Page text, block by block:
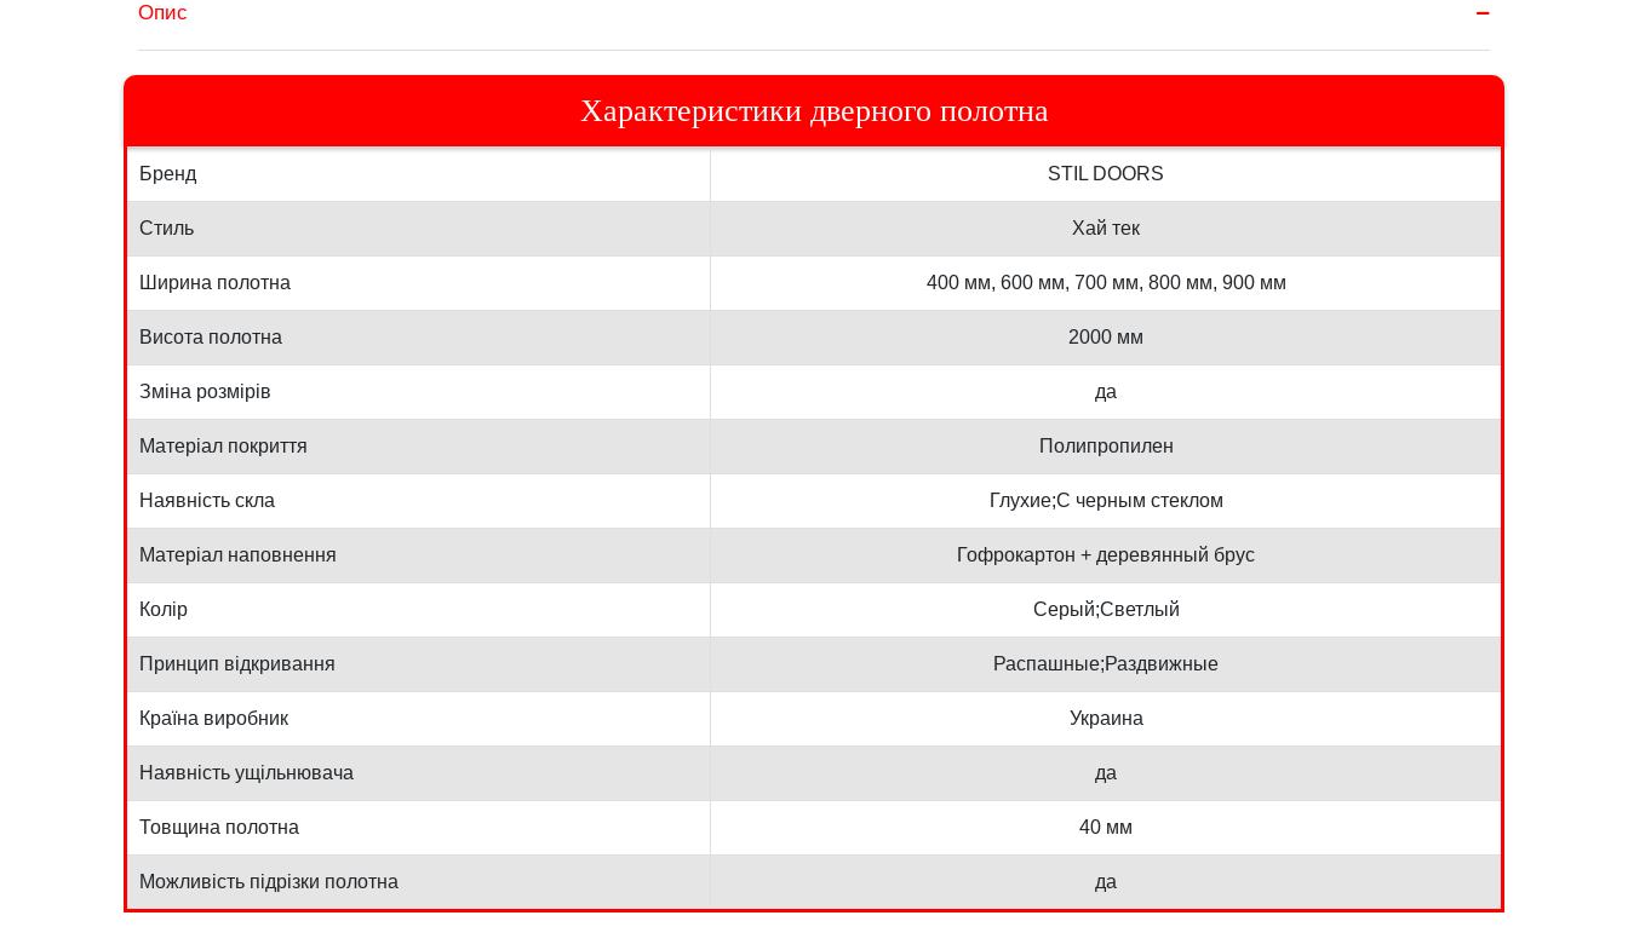
Опис
Характеристики дверного полотна
Бренд STIL DOORS
Стиль Хай тек
Ширина полотна 400 мм, 600 мм, 700 мм, 800 мм, 900 мм
Висота полотна 2000 мм
Зміна розмірів да
Матеріал покриття Полипропилен
Наявність скла Глухие;С черным стеклом
Матеріал наповнення Гофрокартон + деревянный брус
Колір Серый;Светлый
Принцип відкривання Распашные;Раздвижные
Країна виробник Украина
Наявність ущільнювача да
Товщина полотна 40 мм
Можливість підрізки полотна да